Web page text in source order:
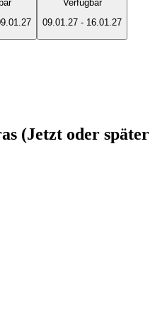
Verfügbar
09.01.27 - 16.01.27
(Jetzt oder später